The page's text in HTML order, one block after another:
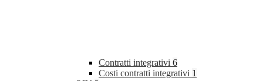
Contratti integrativi 6
Costi contratti integrativi 1